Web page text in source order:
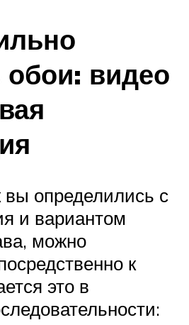
обои: видео
вы определились с
и вариантом
можно
к
это в